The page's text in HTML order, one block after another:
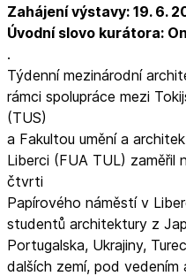
Zahájení výstavy: 19. 6.
Úvodní slovo kurátora:
.
Týdenní mezinárodní
rámci spolupráce mezi
(TUS)
a Fakultou umění a
Liberci (FUA TUL) zaměřil
čtvrti
Papírového náměstí v
studentů architektury z
Portugalska, Ukrajiny,
dalších zemí, pod vedením